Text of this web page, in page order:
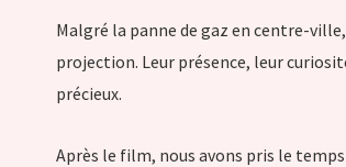
Malgré la panne de gaz en centre-
projection. Leur présence, leur
précieux.
Après le film, nous avons pris le